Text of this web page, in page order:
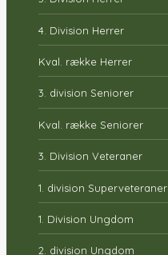
4. Division Herrer
Kval. række Herrer
3. division Seniorer
Kval. række Seniorer
3. Division Veteraner
1. division Superveteraner
1. Division Ungdom
2. division Ungdom